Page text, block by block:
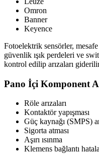
Omron
Banner
Keyence
Fotoelektrik sensörler,
güvenlik ışık perdeleri ve
kontrol edilip arızaları
Pano İçi Komponent
Röle arızaları
Kontaktör yapışması
Güç kaynağı (SMPS)
Sigorta atması
Aşırı ısınma
Klemens bağlantı